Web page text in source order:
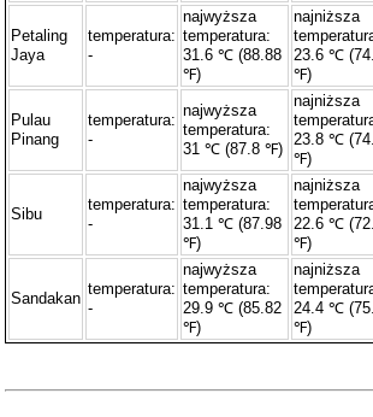
Petaling
Jaya
temperatura:
-
najwyższa
temperatura:
31.6 ℃ (88.88
℉)
najniższa
23.6 ℃
℉)
Pulau
Pinang
temperatura:
-
najwyższa
temperatura:
31 ℃ (87.8 ℉)
najniższa
23.8 ℃
℉)
Sibu
temperatura:
-
najwyższa
temperatura:
31.1 ℃ (87.98
℉)
najniższa
22.6 ℃
℉)
Sandakan
temperatura:
-
najwyższa
temperatura:
29.9 ℃ (85.82
℉)
najniższa
24.4 ℃
℉)